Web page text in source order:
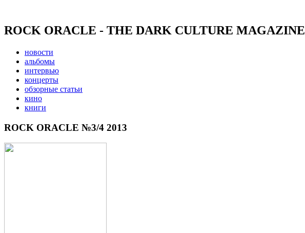
ROCK ORACLE - THE DARK CULTURE MAGAZINE
новости
альбомы
интервью
концерты
обзорные статьи
кино
книги
ROCK ORACLE №3/4 2013